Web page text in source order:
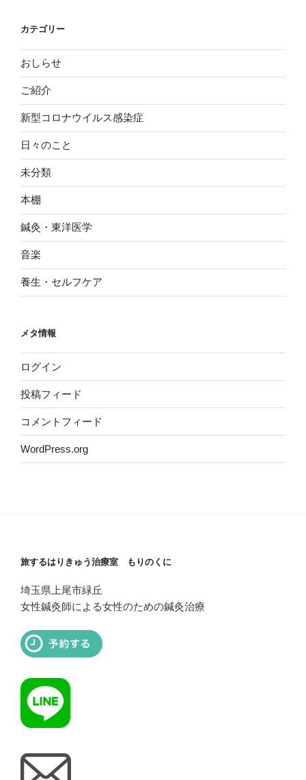
カテゴリー
おしらせ
ご紹介
新型コロナウイルス感染症
日々のこと
未分類
本棚
鍼灸・東洋医学
音楽
養生・セルフケア
メタ情報
ログイン
投稿フィード
コメントフィード
WordPress.org
旅するはりきゅう治療室 もりのくに
埼玉県上尾市緑丘
女性鍼灸師による女性のための鍼灸治療